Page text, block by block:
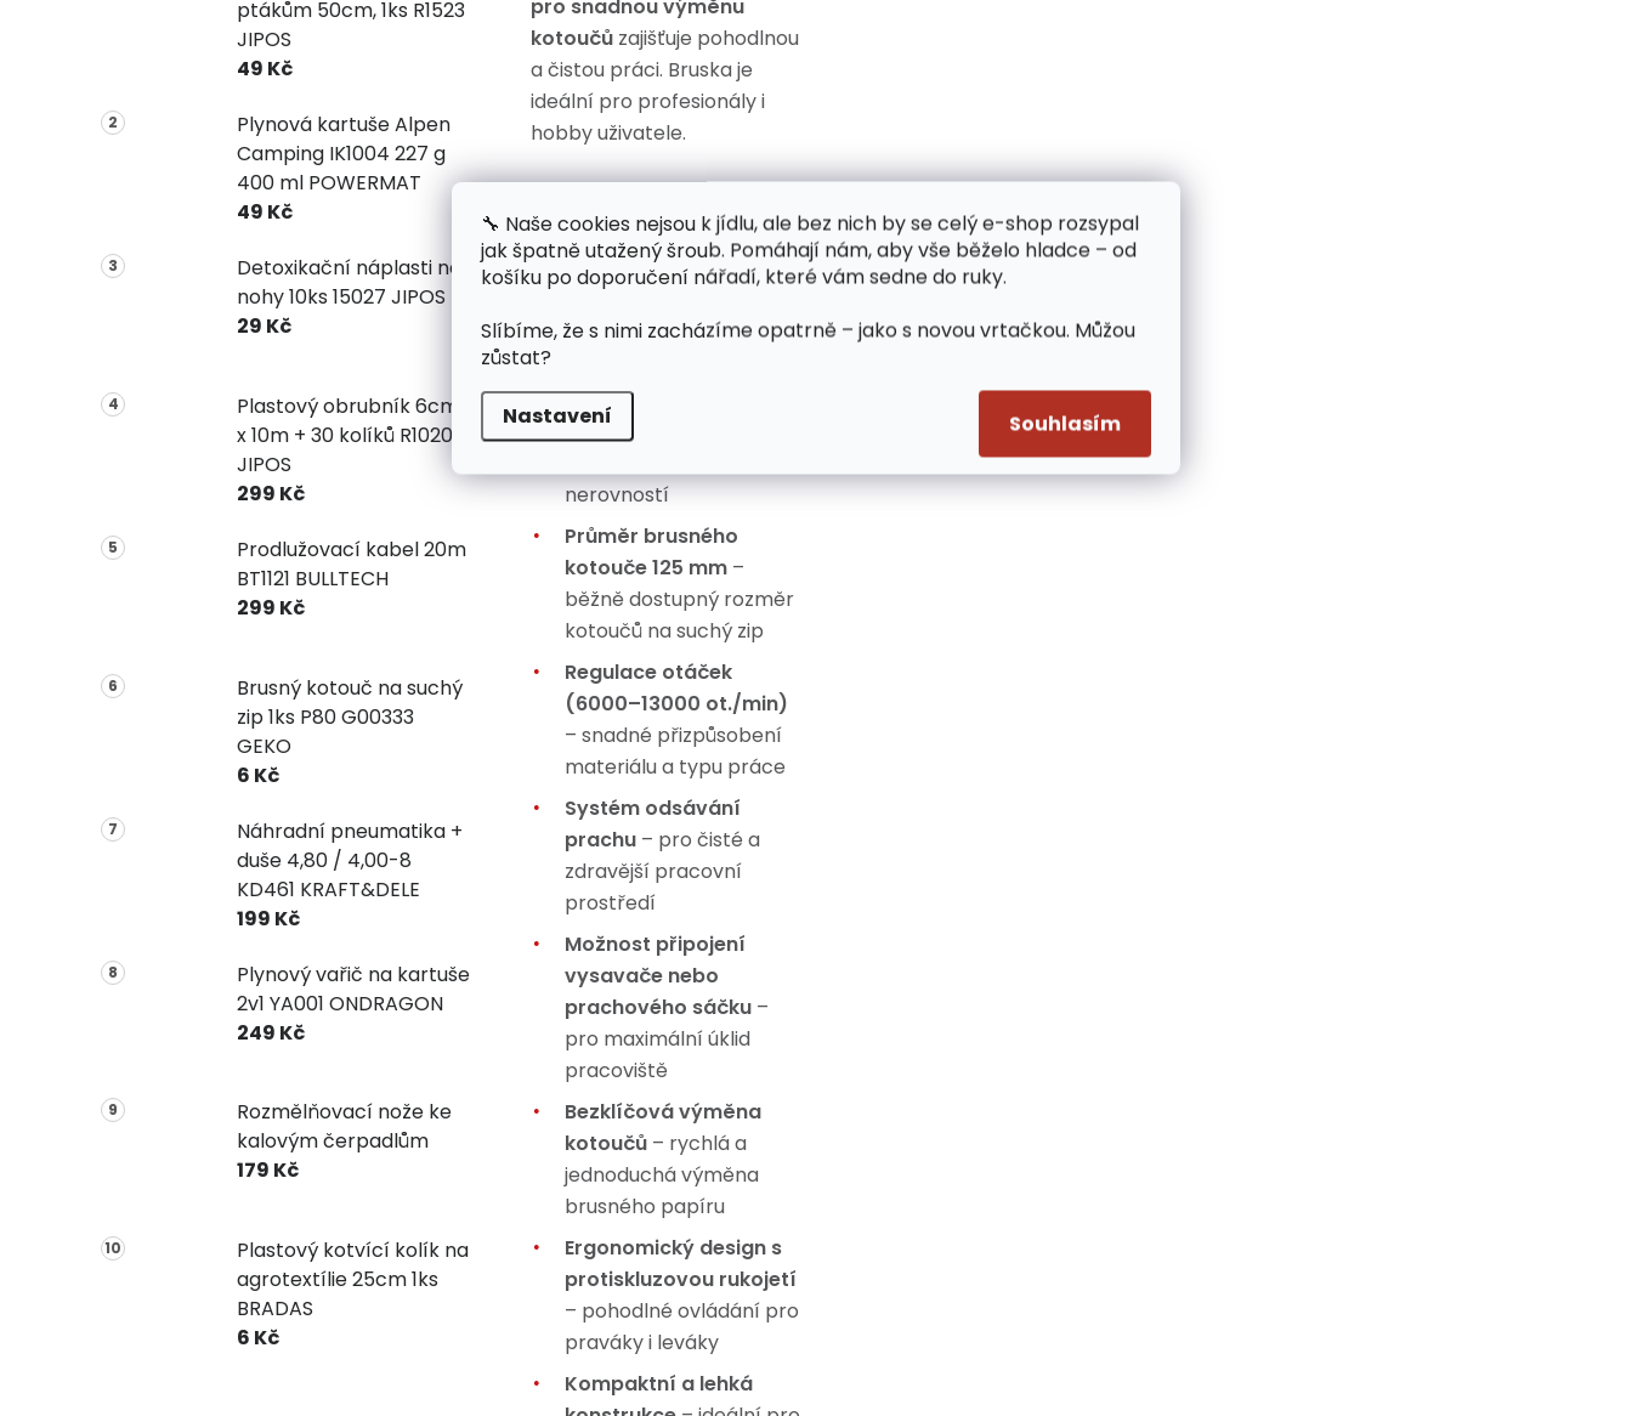
🔧 Naše cookies nejsou k jídlu, ale bez nich by se celý e-shop rozsypal
jak špatně utažený šroub. Pomáhají nám, aby vše běželo hladce – od
košíku po doporučení nářadí, které vám sedne do ruky.
Slíbíme, že s nimi zacházíme opatrně – jako s novou vrtačkou. Můžou
zůstat?
Nastavení Souhlasím
ptákům 50cm, 1ks R1523
JIPOS
49 Kč
Plynová kartuše Alpen
Camping IK1004 227 g
400 ml POWERMAT
49 Kč
Detoxikační náplasti na
nohy 10ks 15027 JIPOS
29 Kč
Plastový obrubník 6cm
x 10m + 30 kolíků R1020
JIPOS
299 Kč
Prodlužovací kabel 20m
BT1121 BULLTECH
299 Kč
Brusný kotouč na suchý
zip 1ks P80 G00333
GEKO
6 Kč
Náhradní pneumatika +
duše 4,80 / 4,00-8
KD461 KRAFT&DELE
199 Kč
Plynový vařič na kartuše
2v1 YA001 ONDRAGON
249 Kč
Rozmělňovací nože ke
kalovým čerpadlům
179 Kč
Plastový kotvící kolík na
agrotextílie 25cm 1ks
BRADAS
6 Kč
pro snadnou výměnu
kotoučů zajišťuje pohodlnou
a čistou práci. Bruska je
ideální pro profesionály i
hobby uživatele.
Výkonný motor 1300 W
– zajišťuje spolehlivý a
plynulý provoz bez
Oscilační zdvih 2 mm
pro rovnoměrné
nerovností
Průměr brusného
kotouče 125 mm –
běžně dostupný rozměr
kotoučů na suchý zip
Regulace otáček
(6000–13000 ot./min)
– snadné přizpůsobení
materiálu a typu práce
Systém odsávání
prachu – pro čisté a
zdravější pracovní
prostředí
Možnost připojení
vysavače nebo
prachového sáčku –
pro maximální úklid
pracoviště
Bezklíčová výměna
kotoučů – rychlá a
jednoduchá výměna
brusného papíru
Ergonomický design s
protiskluzovou rukojetí
– pohodlné ovládání pro
praváky i leváky
Kompaktní a lehká